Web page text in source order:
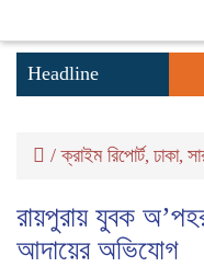
Headline
/ক্রাইম রিপোর্ট, ঢাকা,
রায়পুরায় যুবক
আদায়ের অভিযোগ